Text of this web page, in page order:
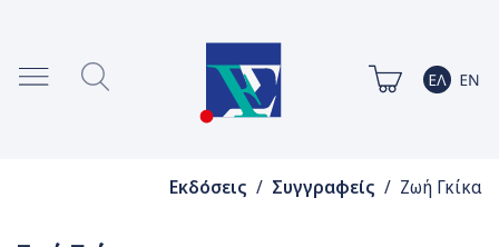
Εκδόσεις / Συγγραφείς / Ζωή Γκίκα